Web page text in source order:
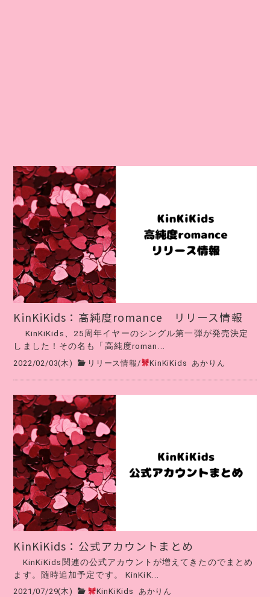
KinKiKids：高純度romance リリース情報
KinKiKids、25周年イヤーのシングル第一弾が発売決定
しました！その名も「高純度roman...
2022/02/03(木) リリース情報 / KinKiKids あかりん
KinKiKids：公式アカウントまとめ
KinKiKids関連の公式アカウントが増えてきたのでまとめ
ます。随時追加予定です。 KinKiK...
2021/07/29(木) KinKiKids あかりん